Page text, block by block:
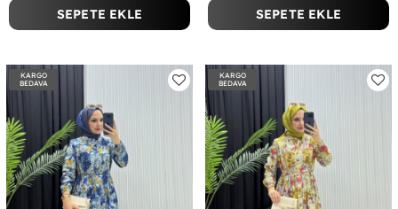
SEPETE EKLE SEPETE EKLE
KARGO
BEDAVA
KARGO
BEDAVA